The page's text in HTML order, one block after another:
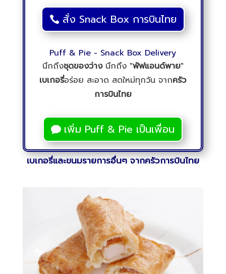
สั่ง Snack Box การบินไทย
Puff & Pie - Snack Box Delivery
นึกถึงชุดของว่างนึกถึง "พัฟแอนด์พาย"
เบเกอรี่อร่อย สะอาด สดใหม่ทุกวัน จากครัว
การบินไทย
เพิ่ม Puff & Pie เป็นเพื่อน
เบเกอรี่และขนมรายการอื่นๆ จากครัวการบินไทย